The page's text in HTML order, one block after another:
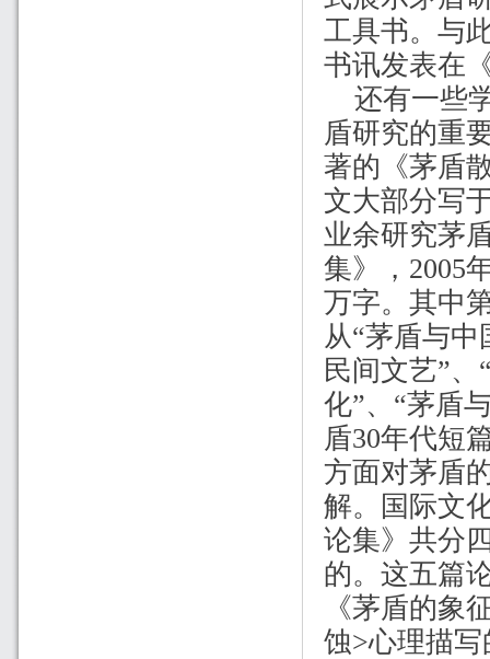
工具书。与
书讯发表在
还有一些
盾研究的重
著的《茅盾
文大部分写
业余研究茅
集》， 2005
万字。其中
从“茅盾与中
民间文艺”、
化”、“茅盾
盾30年代短
方面对茅盾
解。国际文
论集》共分
的。这五篇
《茅盾的象
蚀>心理描写